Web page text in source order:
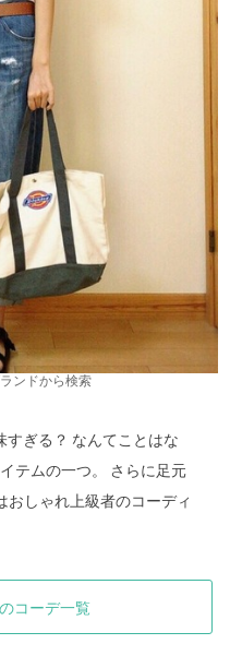
ンドから検索
すぎる？ なんてことはな
テムの一つ。 さらに足元
おしゃれ上級者のコーディ
コーデ一覧